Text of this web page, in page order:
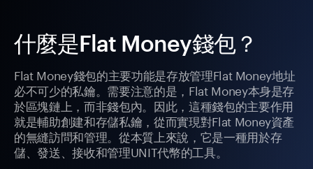
什麼是Flat Money錢包？
Flat Money錢包的主要功能是存放管理Flat Money地址
必不可少的私鑰。需要注意的是，Flat Money本身是存
於區塊鏈上，而非錢包內。因此，這種錢包的主要作用
就是輔助創建和存儲私鑰，從而實現對Flat Money資產
的無縫訪問和管理。從本質上來說，它是一種用於存
儲、發送、接收和管理UNIT代幣的工具。